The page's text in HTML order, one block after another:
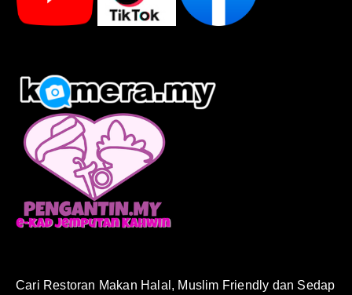
Cari Restoran Makan Halal, Muslim Friendly dan Sedap